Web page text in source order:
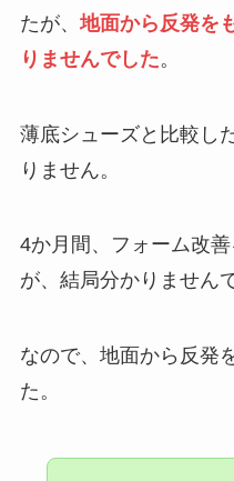
たが、 地面から反発を
りませんでした。
薄底シューズと比較し
りません。
4か月間、フォーム改
が、結局分かりません
なので、地面から反発
た。